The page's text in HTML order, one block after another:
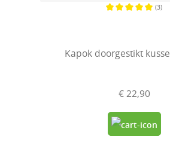
(3)
Kapok doorgestikt
€ 22,90